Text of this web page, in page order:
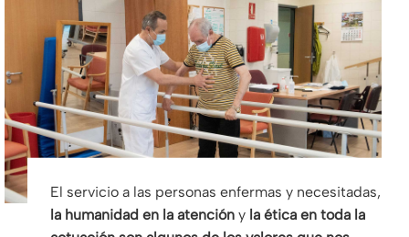
El servicio a las personas enfermas y necesitadas,
la humanidad en la atención y la ética en toda la